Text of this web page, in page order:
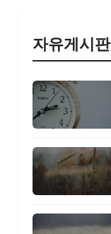
자유게시판